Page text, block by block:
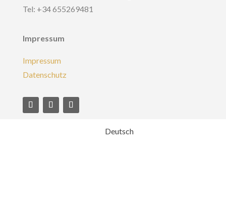
Tel: +34 655269481
Impressum
Impressum
Datenschutz
Deutsch